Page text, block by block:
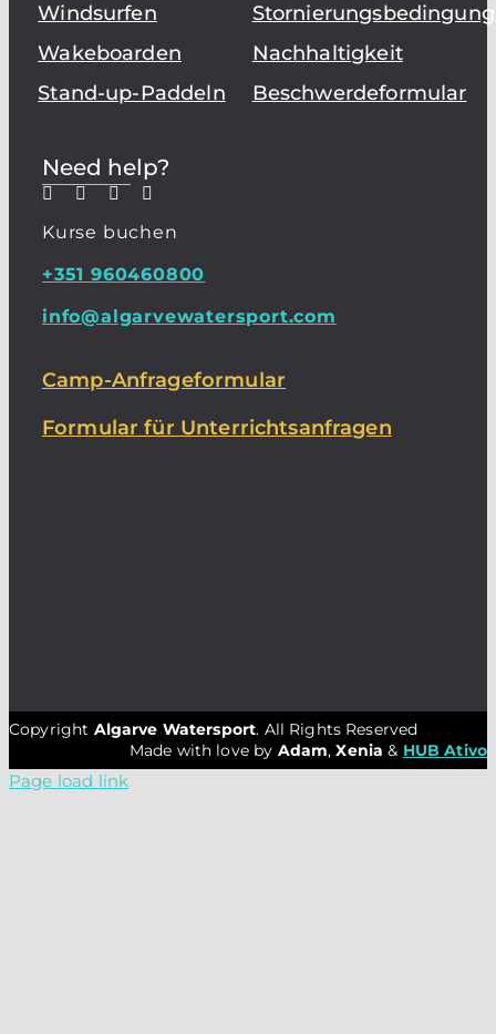
Windsurfen
Wakeboarden
Stand-up-Paddeln
Nachhaltigkeit
Beschwerdeformular
Need help?
Kurse buchen
+351 960460800
info@algarvewatersport.com
Camp-Anfrageformular
Formular für Unterrichtsanfragen
Copyright Algarve Watersport. All Rights Reserved
Made with love by Adam,Xenia & HUB Ativo
Page load link